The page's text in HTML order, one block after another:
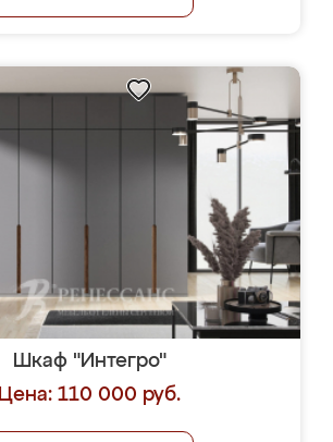
Шкаф "Интегро"
Цена: 110 000 руб.